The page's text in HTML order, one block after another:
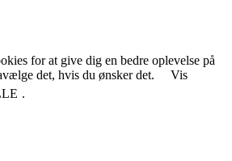
for at give dig en bedre oplevelse på
det, hvis du ønsker det.
Vis
.